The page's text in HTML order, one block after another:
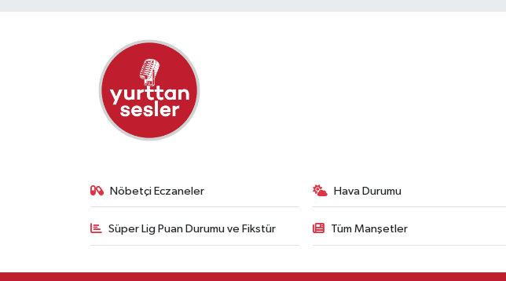
Nöbetçi Eczaneler Hava Durumu
Süper Lig Puan Durumu ve Fikstür Tüm Manşetler